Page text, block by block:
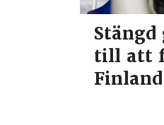
Stängd
till att
Finland